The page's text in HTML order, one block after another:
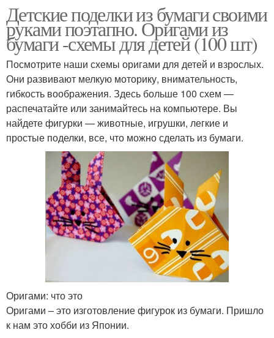
Детские поделки из бумаги своими
руками поэтапно. Оригами из
бумаги -схемы для детей (100 шт)
Посмотрите наши схемы оригами для детей и взрослых.
Они развивают мелкую моторику, внимательность,
гибкость воображения. Здесь больше 100 схем —
распечатайте или занимайтесь на компьютере. Вы
найдете фигурки — животные, игрушки, легкие и
простые поделки, все, что можно сделать из бумаги.
Оригами: что это
Оригами – это изготовление фигурок из бумаги. Пришло
к нам это хобби из Японии.